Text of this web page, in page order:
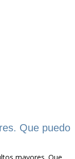
Que puedo